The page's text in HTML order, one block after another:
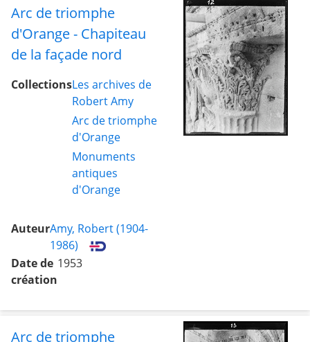
Arc de triomphe
d'Orange - Chapiteau
de la façade nord
CollectionsLes archives de
Robert Amy
Arc de triomphe
d'Orange
Monuments
antiques
d'Orange
AuteurAmy, Robert (1904-
1986)
Date de
création
1953
Arc de triomphe